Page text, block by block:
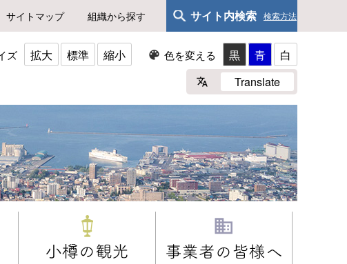
サイトマップ 組織から探す サイト内検索 検索方法
ズ 拡大 標準 縮小 色を変える 黒 青
白
Translate